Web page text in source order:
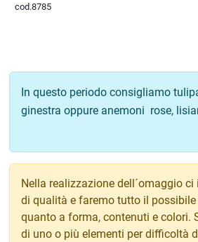
cod.8785
In questo periodo consigliamo
ginestra oppure anemoni rose,
Nella realizzazione dell´omaggio
di qualità e faremo tutto il
quanto a forma, contenuti e colori.
di uno o più elementi per difficoltà